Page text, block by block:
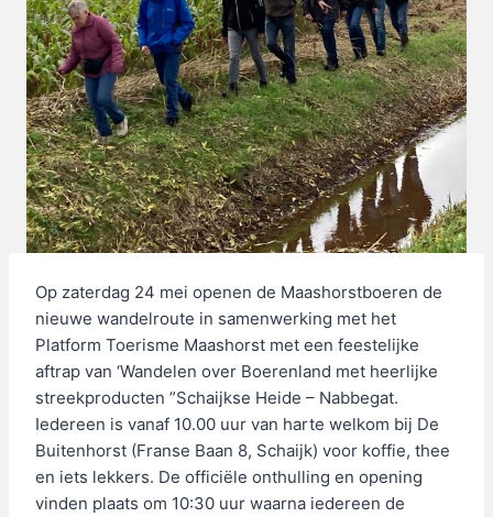
Op zaterdag 24 mei openen de Maashorstboeren de
nieuwe wandelroute in samenwerking met het
Platform Toerisme Maashorst met een feestelijke
aftrap van ‘Wandelen over Boerenland met heerlijke
streekproducten ”Schaijkse Heide – Nabbegat.
Iedereen is vanaf 10.00 uur van harte welkom bij De
Buitenhorst (Franse Baan 8, Schaijk) voor koffie, thee
en iets lekkers. De officiële onthulling en opening
vinden plaats om 10:30 uur waarna iedereen de